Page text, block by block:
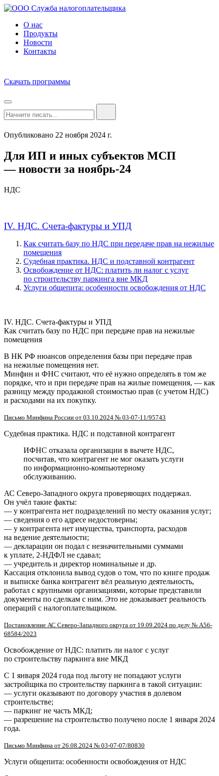
О нас
Продукты
Новости
Контакты
Скачать программы
Опубликовано 22 ноября 2024 г.
Для ИП и иных субъектов МСП
— новости за ноябрь-24
НДС
IV. НДС. Счета-фактуры и УПД
Как считать базу по НДС при передаче прав на нежилые
помещения
Судебная практика. НДС и подставной контрагент
Освобождение от НДС: платить ли налог с услуг
по строительству паркинга вне МКД
Услуги общепита: особенности освобождения от НДС
IV. НДС. Счета-фактуры и УПД
Как считать базу по НДС при передаче прав на нежилые
помещения
В НК РФ нюансов определения базы при передаче прав
на нежилые помещения нет.
Минфин и ФНС считают, что её нужно определять в том же
порядке, что и при передаче прав на жилые помещения, — как
разницу между продажной стоимостью прав (с учетом НДС)
и расходами на их покупку.
Письмо Минфина России от 03.10.2024 № 03-07-11/95743
Судебная практика. НДС и подставной контрагент
ИФНС отказала организации в вычете НДС,
посчитав, что контрагент не мог оказать услуги
по информационно-компьютерному
обслуживанию.
АС Северо-Западного округа проверяющих поддержал.
Он учёл такие факты:
— у контрагента нет подразделений по месту оказания услуг;
— сведения о его адресе недостоверны;
— у контрагента нет имущества, транспорта, расходов
на ведение деятельности;
— декларации он подал с незначительными суммами
к уплате, 2-НДФЛ не сдавал;
— учредитель и директор номинальные и др.
Кассация отклонила вывод судов о том, что по книге продаж
и выписке банка контрагент вёл реальную деятельность,
работал с крупными организациями, которые представили
документы по сделкам с ним. Это не доказывает реальность
операций с налогоплательщиком.
Постановление АС Северо-Западного округа от 19.09.2024 по делу № А56-
68584/2023
Освобождение от НДС: платить ли налог с услуг
по строительству паркинга вне МКД
С 1 января 2024 года под льготу не попадают услуги
застройщика по строительству паркинга в такой ситуации:
— услуги оказывают по договору участия в долевом
строительстве;
— паркинг не часть МКД;
— разрешение на строительство получено после 1 января 2024
года.
Письмо Минфина от 26.08.2024 № 03-07-07/80830
Услуги общепита: особенности освобождения от НДС